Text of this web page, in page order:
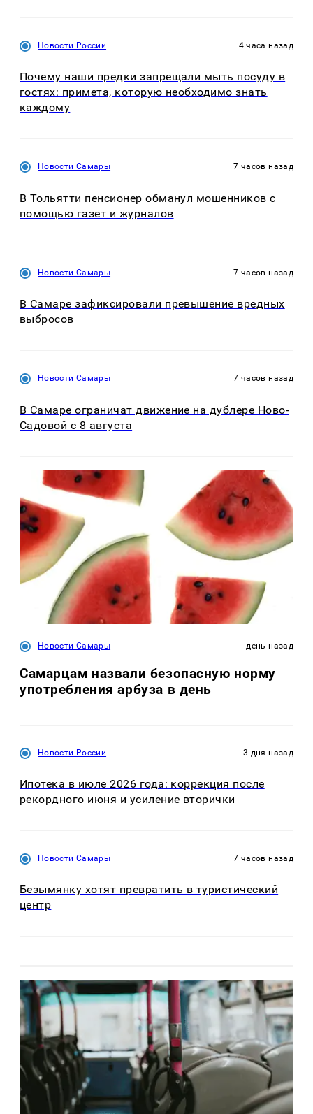
Новости России 4 часа назад
Почему наши предки запрещали мыть посуду в
гостях: примета, которую необходимо знать
каждому
Новости Самары 7 часов назад
В Тольятти пенсионер обманул мошенников с
помощью газет и журналов
Новости Самары 7 часов назад
В Самаре зафиксировали превышение вредных
выбросов
Новости Самары 7 часов назад
В Самаре ограничат движение на дублере Ново-
Садовой с 8 августа
Новости Самары день назад
Самарцам назвали безопасную норму
употребления арбуза в день
Новости России 3 дня назад
Ипотека в июле 2026 года: коррекция после
рекордного июня и усиление вторички
Новости Самары 7 часов назад
Безымянку хотят превратить в туристический
центр